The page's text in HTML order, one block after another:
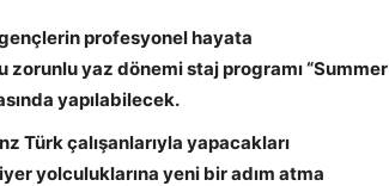
profesyonel hayata
yaz dönemi staj programı “Summer
yapılabilecek.
Türk çalışanlarıyla yapacakları
yolculuklarına yeni bir adım atma